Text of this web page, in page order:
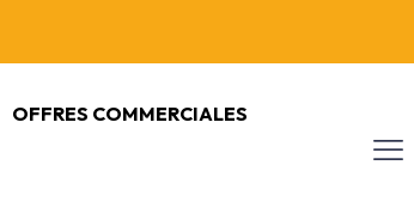
OFFRES COMMERCIALES